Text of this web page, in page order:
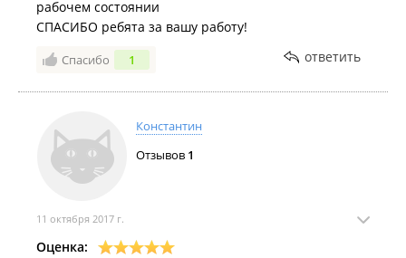
рабочем состоянии
СПАСИБО ребята за вашу работу!
Спасибо 1 ответить
Константин
Отзывов 1
11 октября 2017 г.
Оценка: